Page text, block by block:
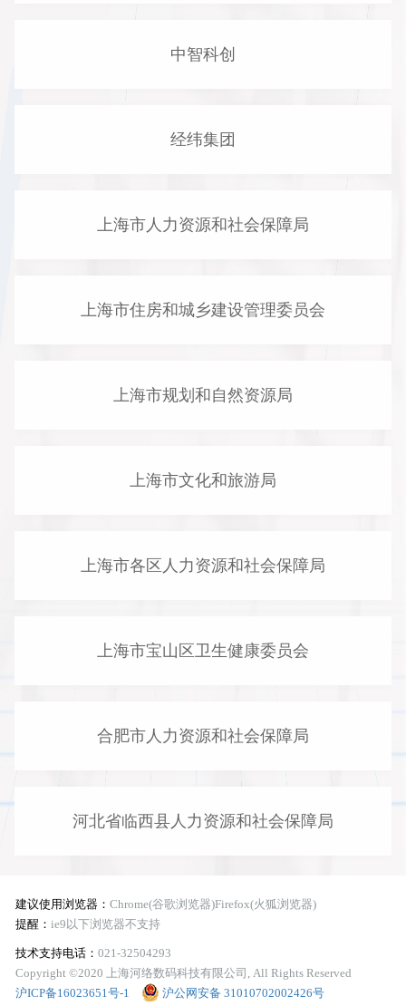
中智科创
经纬集团
上海市人力资源和社会保障局
上海市住房和城乡建设管理委员会
上海市规划和自然资源局
上海市文化和旅游局
上海市各区人力资源和社会保障局
上海市宝山区卫生健康委员会
合肥市人力资源和社会保障局
河北省临西县人力资源和社会保障局
建议使用浏览器： Chrome(谷歌浏览器)Firefox(火狐浏览器)
提醒： ie9以下浏览器不支持
技术支持电话： 021-32504293
Copyright ©2020 上海河络数码科技有限公司, All Rights Reserved
沪ICP备16023651号-1
沪公网安备 31010702002426号